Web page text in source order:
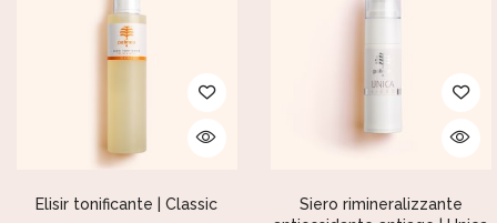
Elisir tonificante | Classic
Siero rimineralizzante